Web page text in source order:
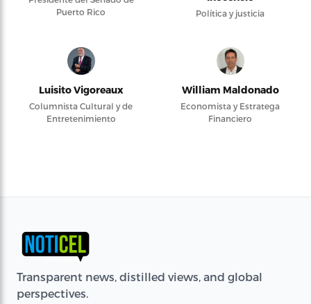
Puerto Rico
Política y justicia
Luisito Vigoreaux
Columnista Cultural y de
Entretenimiento
William Maldonado
Economista y Estratega
Financiero
Transparent news, distilled views, and global
perspectives.